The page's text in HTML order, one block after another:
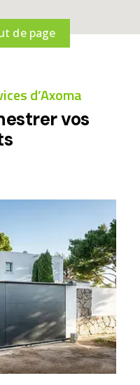
de page
d’Axoma
vos